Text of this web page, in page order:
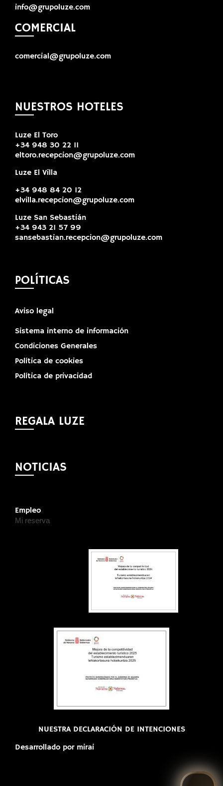
info@grupoluze.com
COMERCIAL
comercial@grupoluze.com
NUESTROS HOTELES
Luze El Toro
+34 948 30 22 11
eltoro.recepcion@grupoluze.com
Luze El Villa
+34 948 84 20 12
elvilla.recepcion@grupoluze.com
Luze San Sebastián
+34 943 21 57 99
sansebastian.recepcion@grupoluze.com
POLÍTICAS
Aviso legal
Sistema interno de información
Condiciones Generales
Política de cookies
Política de privacidad
REGALA LUZE
NOTICIAS
Empleo
Mi reserva
NUESTRA DECLARACIÓN DE INTENCIONES
Desarrollado por mirai